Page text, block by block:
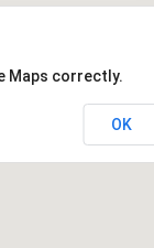
Maps correctly.
OK